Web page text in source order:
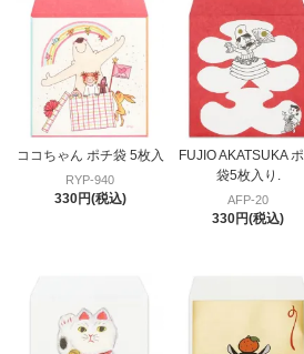
ココちゃん ポチ袋 5枚入
RYP-940
330円(税込)
FUJIO AKATSUKA
袋5枚入り.
AFP-20
330円(税込)